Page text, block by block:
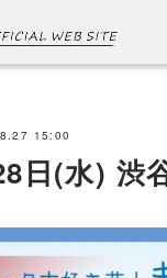
15:00
日(水) 渋